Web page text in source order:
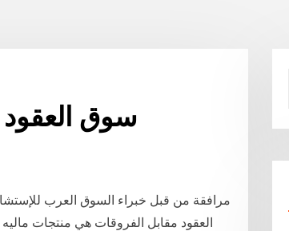
سوق العقود
العقود مقابل الفروقات هي منتجات